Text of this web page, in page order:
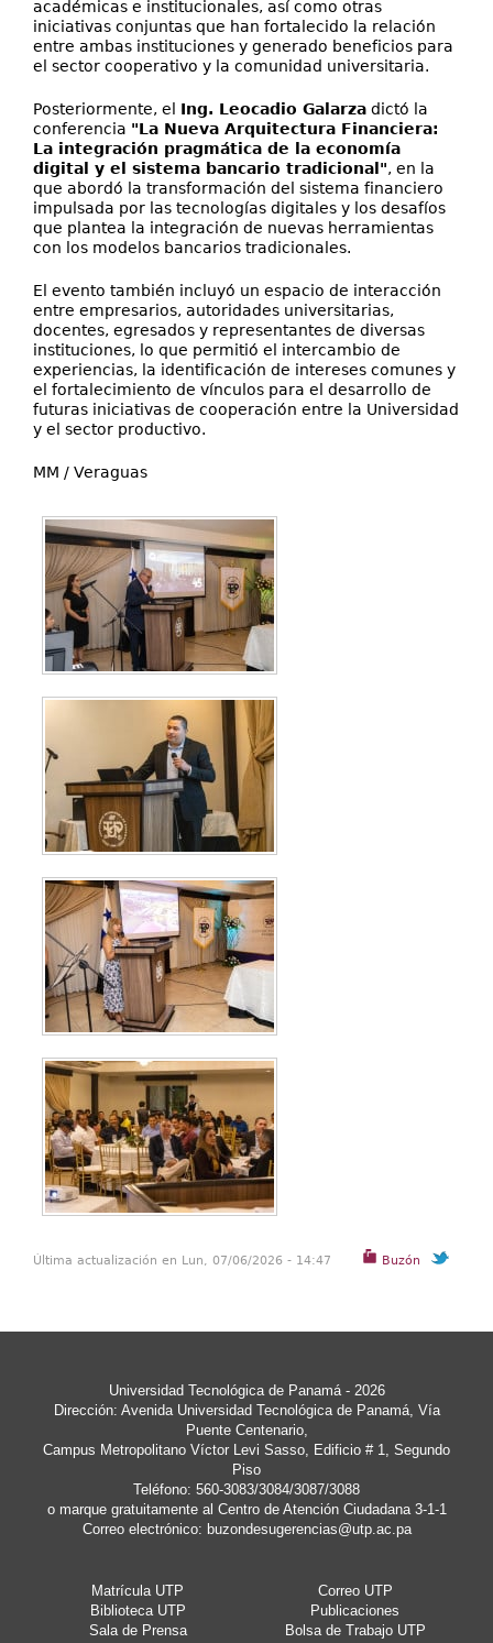
académicas e institucionales, así como otras
iniciativas conjuntas que han fortalecido la relación
entre ambas instituciones y generado beneficios para
el sector cooperativo y la comunidad universitaria.
Posteriormente, el Ing. Leocadio Galarza dictó la
conferencia "La Nueva Arquitectura Financiera:
La integración pragmática de la economía
digital y el sistema bancario tradicional", en la
que abordó la transformación del sistema financiero
impulsada por las tecnologías digitales y los desafíos
que plantea la integración de nuevas herramientas
con los modelos bancarios tradicionales.
El evento también incluyó un espacio de interacción
entre empresarios, autoridades universitarias,
docentes, egresados y representantes de diversas
instituciones, lo que permitió el intercambio de
experiencias, la identificación de intereses comunes y
el fortalecimiento de vínculos para el desarrollo de
futuras iniciativas de cooperación entre la Universidad
y el sector productivo.
MM / Veraguas
Buzón
Última actualización en Lun, 07/06/2026 - 14:47
Universidad Tecnológica de Panamá - 2026
Dirección: Avenida Universidad Tecnológica de Panamá, Vía
Puente Centenario,
Campus Metropolitano Víctor Levi Sasso, Edificio # 1, Segundo
Piso
Teléfono: 560-3083/3084/3087/3088
o marque gratuitamente al Centro de Atención Ciudadana 3-1-1
Correo electrónico: buzondesugerencias@utp.ac.pa
Matrícula UTP
Correo UTP
Biblioteca UTP
Publicaciones
Sala de Prensa
Bolsa de Trabajo UTP